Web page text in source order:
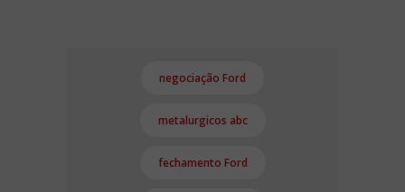
negociação Ford
metalurgicos abc
fechamento Ford